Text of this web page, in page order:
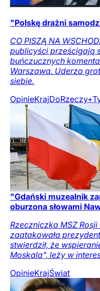
"Polskę drażni
CO PISZĄ NA
publicyści prześcigają
buńczucznych
Warszawa. Uderza
siebie.
OpinieKrajDoRzeczy+
"Gdański muzealnik
oburzona słowami
Rzeczniczka MSZ
zaatakowała
stwierdził, że
Moskala", leży w
OpinieKrajŚwiat